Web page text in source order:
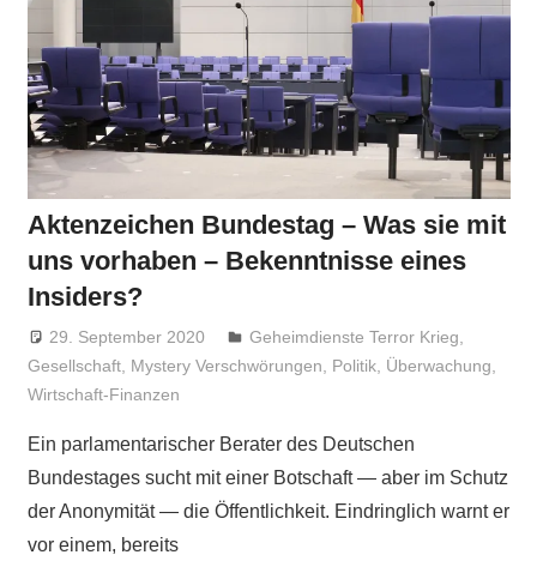
Aktenzeichen Bundestag – Was sie mit
uns vorhaben – Bekenntnisse eines
Insiders?
29. September 2020 Niki Vogt
Geheimdienste Terror Krieg
Gesellschaft, Mystery Verschwörungen Politik, Überwachung
Wirtschaft-Finanzen
Ein parlamentarischer Berater des Deutschen
Bundestages sucht mit einer Botschaft — aber im Schutz
der Anonymität — die Öffentlichkeit. Eindringlich warnt er
vor einem, bereits